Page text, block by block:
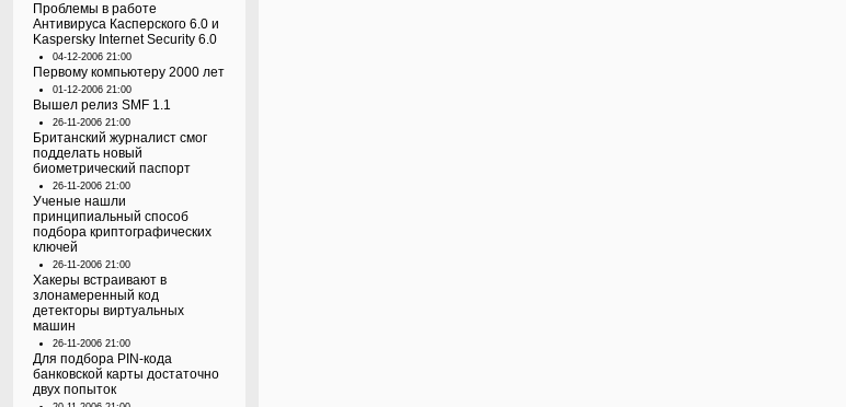
Проблемы в работе
Антивируса Касперского 6.0 и
Kaspersky Internet Security 6.0
04-12-2006 21:00
Первому компьютеру 2000 лет
01-12-2006 21:00
Вышел релиз SMF 1.1
26-11-2006 21:00
Британский журналист смог
подделать новый
биометрический паспорт
26-11-2006 21:00
Ученые нашли
принципиальный способ
подбора криптографических
ключей
26-11-2006 21:00
Хакеры встраивают в
злонамеренный код
детекторы виртуальных
машин
26-11-2006 21:00
Для подбора PIN-кода
банковской карты достаточно
двух попыток